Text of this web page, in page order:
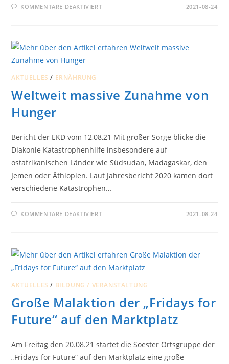
KOMMENTARE DEAKTIVIERTFÜR
ÄNDERT
2021-08-24
AKTUELLES / ERNÄHRUNG
Weltweit massive Zunahme von
Hunger
Bericht der EKD vom 12,08,21 Mit großer Sorge blicke die
Diakonie Katastrophenhilfe insbesondere auf
ostafrikanischen Länder wie Südsudan, Madagaskar, den
Jemen oder Äthiopien. Laut Jahresbericht 2020 kamen dort
verschiedene Katastrophen…
KOMMENTARE DEAKTIVIERTFÜR 2021-08-24
AKTUELLES / BILDUNG / VERANSTALTUNG
Große Malaktion der „Fridays for
Future“ auf den Marktplatz
Am Freitag den 20.08.21 startet die Soester Ortsgruppe der
„Fridays for Future“ auf den Marktplatz eine große